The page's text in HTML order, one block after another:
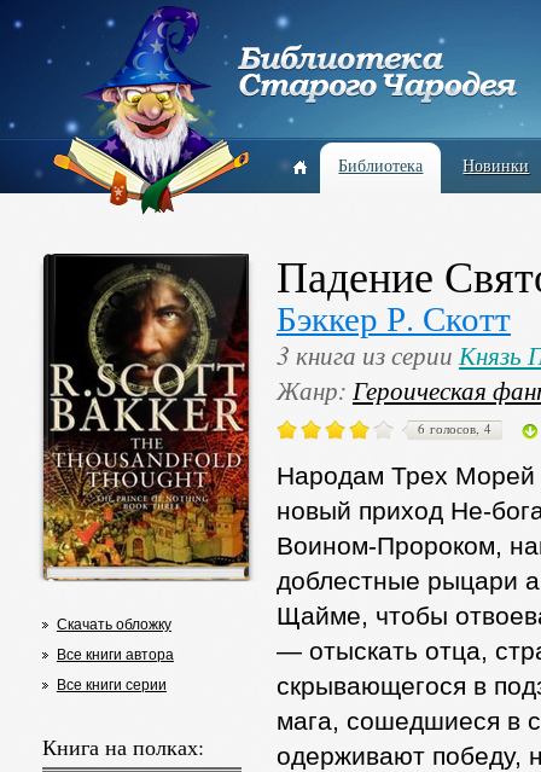
Библиотека Новинки
Скачать обложку
Все книги автора
Все книги серии
Книга на полках:
Падение
Бэккер Р. Скотт
3 книга из серииКнязь
Жанр: Героическая
6 голосов, 4
Народам Трех Морей
новый приход He-
Воином-Пророком,
доблестные рыцари
Щайме, чтобы
— отыскать отца,
скрывающегося в
мага, сошедшиеся в
одерживают победу,